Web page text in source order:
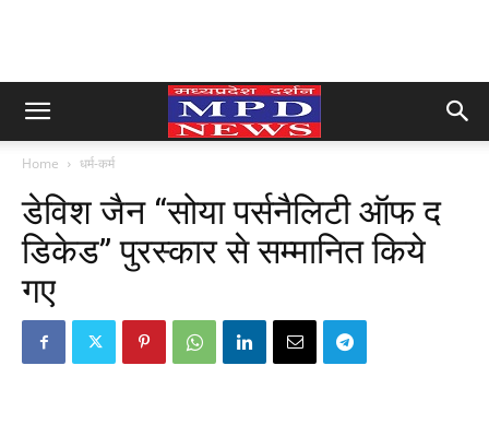
Home धर्म-कर्म
डेविश जैन “सोया पर्सनैलिटी ऑफ द
डिकेड” पुरस्कार से सम्मानित किये
गए